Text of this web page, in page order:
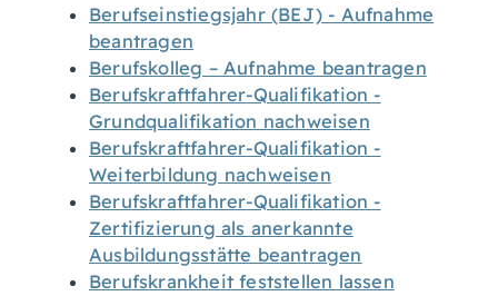
Berufseinstiegsjahr (BEJ) - Aufnahme
beantragen
Berufskolleg – Aufnahme beantragen
Berufskraftfahrer-Qualifikation -
Grundqualifikation nachweisen
Berufskraftfahrer-Qualifikation -
Weiterbildung nachweisen
Berufskraftfahrer-Qualifikation -
Zertifizierung als anerkannte
Ausbildungsstätte beantragen
Berufskrankheit feststellen lassen